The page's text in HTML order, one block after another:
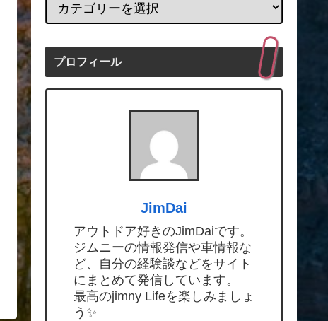
プロフィール
JimDai
アウトドア好きのJimDaiです。
ジムニーの情報発信や車情報な
ど、自分の経験談などをサイト
にまとめて発信しています。
最高のjimny Lifeを楽しみましょ
う✨